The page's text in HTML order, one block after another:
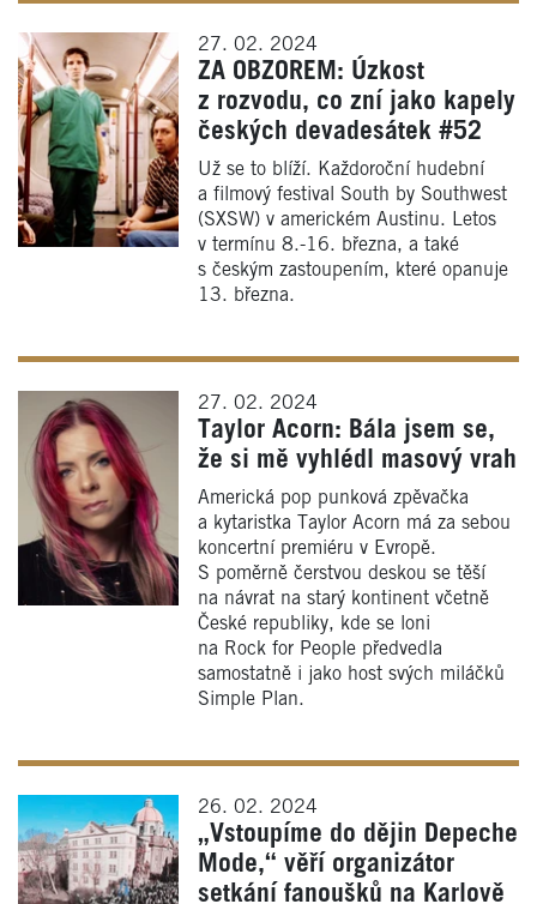
27. 02. 2024
ZA OBZOREM: Úzkost
z rozvodu, co zní jako kapely
českých devadesátek #52
Už se to blíží. Každoroční hudební
a filmový festival South by Southwest
(SXSW) v americkém Austinu. Letos
v termínu 8.-16. března, a také
s českým zastoupením, které opanuje
13. března.
27. 02. 2024
Taylor Acorn: Bála jsem se,
že si mě vyhlédl masový vrah
Americká pop punková zpěvačka
a kytaristka Taylor Acorn má za sebou
koncertní premiéru v Evropě.
S poměrně čerstvou deskou se těší
na návrat na starý kontinent včetně
České republiky, kde se loni
na Rock for People předvedla
samostatně i jako host svých miláčků
Simple Plan.
26. 02. 2024
„Vstoupíme do dějin Depeche
Mode,“ věří organizátor
setkání fanoušků na Karlově